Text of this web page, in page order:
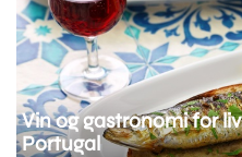
Vin og gastronomi for
Portugal